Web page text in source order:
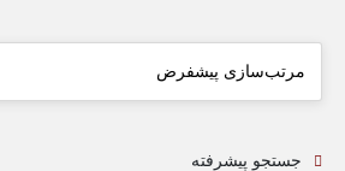
جستجو پیشرفته